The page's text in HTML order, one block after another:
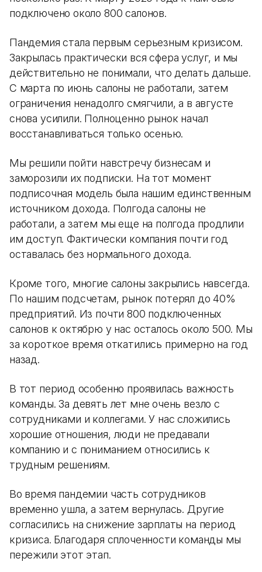
подключено около 800 салонов.
Пандемия стала первым серьезным кризисом.
Закрылась практически вся сфера услуг, и мы
действительно не понимали, что делать дальше.
С марта по июнь салоны не работали, затем
ограничения ненадолго смягчили, а в августе
снова усилили. Полноценно рынок начал
восстанавливаться только осенью.
Мы решили пойти навстречу бизнесам и
заморозили их подписки. На тот момент
подписочная модель была нашим единственным
источником дохода. Полгода салоны не
работали, а затем мы еще на полгода продлили
им доступ. Фактически компания почти год
оставалась без нормального дохода.
Кроме того, многие салоны закрылись навсегда.
По нашим подсчетам, рынок потерял до 40%
предприятий. Из почти 800 подключенных
салонов к октябрю у нас осталось около 500. Мы
за короткое время откатились примерно на год
назад.
В тот период особенно проявилась важность
команды. За девять лет мне очень везло с
сотрудниками и коллегами. У нас сложились
хорошие отношения, люди не предавали
компанию и с пониманием относились к
трудным решениям.
Во время пандемии часть сотрудников
временно ушла, а затем вернулась. Другие
согласились на снижение зарплаты на период
кризиса. Благодаря сплоченности команды мы
пережили этот этап.